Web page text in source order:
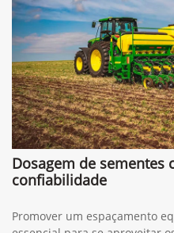
Dosagem de sementes
confiabilidade
Promover um espaçamento